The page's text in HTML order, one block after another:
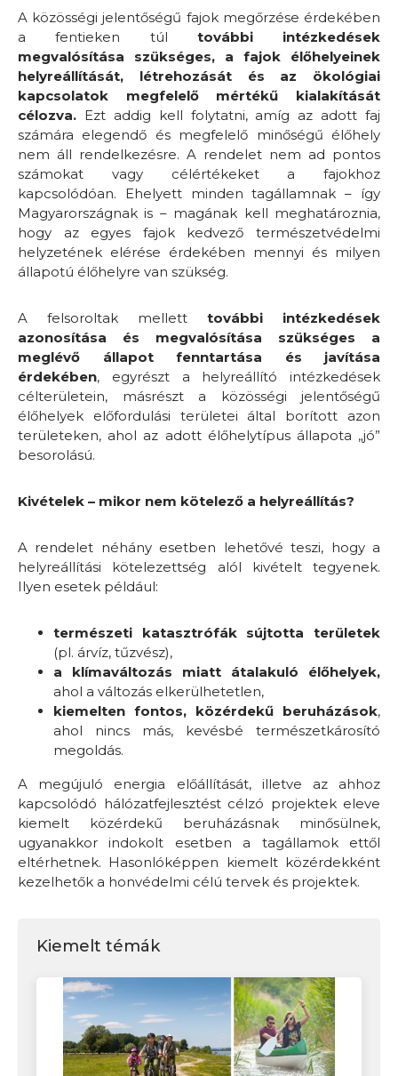
A közösségi jelentőségű fajok megőrzése érdekében
a fentieken túl további intézkedések
megvalósítása szükséges, a fajok élőhelyeinek
helyreállítását, létrehozását és az ökológiai
kapcsolatok megfelelő mértékű kialakítását
célozva. Ezt addig kell folytatni, amíg az adott faj
számára elegendő és megfelelő minőségű élőhely
nem áll rendelkezésre. A rendelet nem ad pontos
számokat vagy célértékeket a fajokhoz
kapcsolódóan. Ehelyett minden tagállamnak – így
Magyarországnak is – magának kell meghatároznia,
hogy az egyes fajok kedvező természetvédelmi
helyzetének elérése érdekében mennyi és milyen
állapotú élőhelyre van szükség.
A felsoroltak mellett további intézkedések
azonosítása és megvalósítása szükséges a
meglévő állapot fenntartása és javítása
érdekében, egyrészt a helyreállító intézkedések
célterületein, másrészt a közösségi jelentőségű
élőhelyek előfordulási területei által borított azon
területeken, ahol az adott élőhelytípus állapota „jó”
besorolású.
Kivételek – mikor nem kötelező a helyreállítás?
A rendelet néhány esetben lehetővé teszi, hogy a
helyreállítási kötelezettség alól kivételt tegyenek.
Ilyen esetek például:
természeti katasztrófák sújtotta területek
(pl. árvíz, tűzvész),
a klímaváltozás miatt átalakuló élőhelyek,
ahol a változás elkerülhetetlen,
kiemelten fontos, közérdekű beruházások,
ahol nincs más, kevésbé természetkárosító
megoldás.
A megújuló energia előállítását, illetve az ahhoz
kapcsolódó hálózatfejlesztést célzó projektek eleve
kiemelt közérdekű beruházásnak minősülnek,
ugyanakkor indokolt esetben a tagállamok ettől
eltérhetnek. Hasonlóképpen kiemelt közérdekként
kezelhetők a honvédelmi célú tervek és projektek.
Kiemelt témák